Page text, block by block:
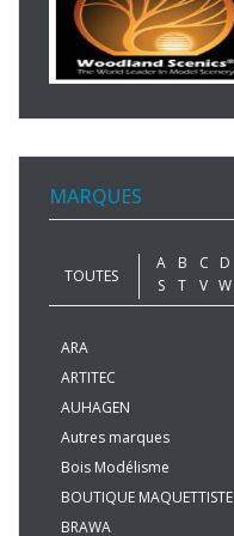
MARQUES
TOUTES
A B C D
S
T V W
ARA
ARTITEC
AUHAGEN
Autres marques
Bois Modélisme
BOUTIQUE MAQUETTISTE
BRAWA